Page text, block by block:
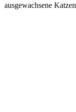
ausgewachsene Katzen